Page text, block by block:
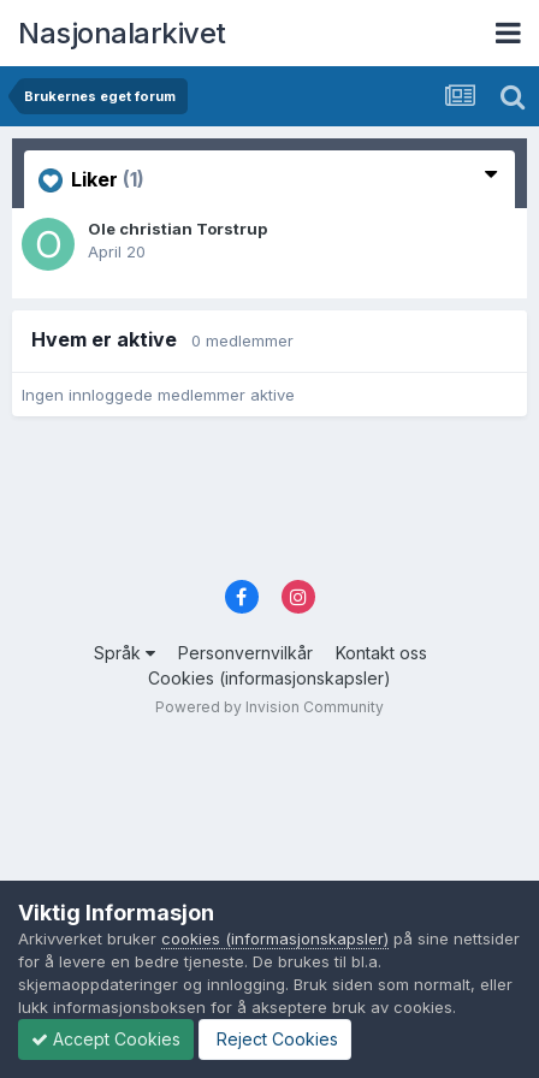
Nasjonalarkivet
Brukernes eget forum
Liker (1)
Ole christian Torstrup
April 20
Hvem er aktive 0 medlemmer
Ingen innloggede medlemmer aktive
Språk Personvernvilkår
Kontakt oss
Cookies (informasjonskapsler)
Powered by Invision Community
Viktig Informasjon
Arkivverket bruker cookies (informasjonskapsler) på sine nettsider
for å levere en bedre tjeneste. De brukes til bl.a.
skjemaoppdateringer og innlogging. Bruk siden som normalt, eller
lukk informasjonsboksen for å akseptere bruk av cookies.
Accept Cookies Reject Cookies